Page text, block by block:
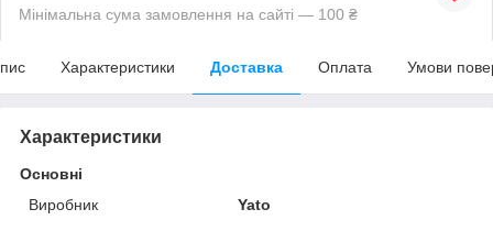
Мінімальна сума замовлення на сайті — 100 ₴
Характеристики Доставка Оплата Умови
Характеристики
Основні
Виробник
Yato